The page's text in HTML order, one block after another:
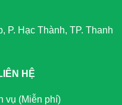
P. Hạc Thành, TP. Thanh
HỆ
vụ (Miễn phí)